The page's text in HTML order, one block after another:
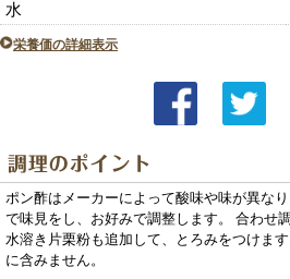
水
栄養価の詳細表示
ポン酢はメーカーによって酸味や味が異な
で味見をし、お好みで調整します。 合わせ
水溶き片栗粉も追加して、とろみをつけま
に含みません。